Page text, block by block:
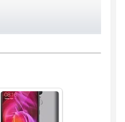
Pixel 10 Pro Teknik
Özellikleri
Temel Teknik Özellikleri √ Temel Teknik
ve Detaylı Bilgileri. Ekran: 6.3 inç,